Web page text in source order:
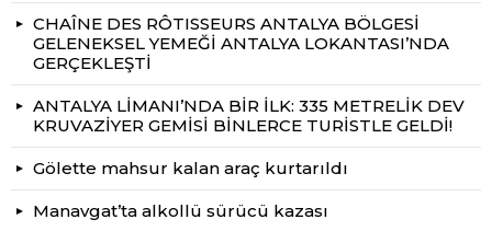
CHAÎNE DES RÔTISSEURS ANTALYA BÖLGESİ
GELENEKSEL YEMEĞİ ANTALYA LOKANTASI’NDA
GERÇEKLEŞTİ
ANTALYA LİMANI’NDA BİR İLK: 335 METRELİK DEV
KRUVAZİYER GEMİSİ BİNLERCE TURİSTLE GELDİ!
Gölette mahsur kalan araç kurtarıldı
Manavgat’ta alkollü sürücü kazası